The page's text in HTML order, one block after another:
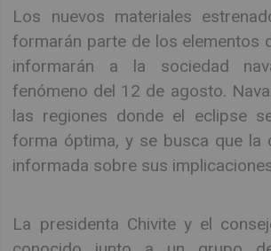
Los nuevos materiales
formarán parte de los elementos
informarán a la sociedad
fenómeno del 12 de agosto.
las regiones donde el eclipse
forma óptima, y se busca que la
informada sobre sus
La presidenta Chivite y el